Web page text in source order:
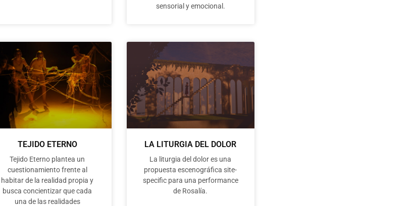
sensorial y emocional.
TEJIDO ETERNO
Tejido Eterno plantea un
cuestionamiento frente al
habitar de la realidad propia y
busca concientizar que cada
una de las realidades
LA LITURGIA DEL DOLOR
La liturgia del dolor es una
propuesta escenográfica site-
specific para una performance
de Rosalía.